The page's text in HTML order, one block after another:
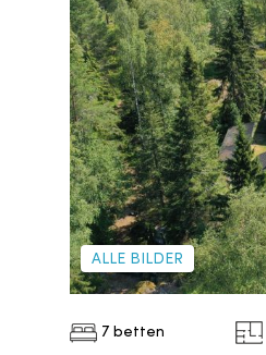
ALLE BILDER
7 betten